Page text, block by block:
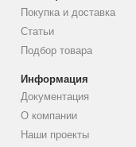
Покупка и доставка
Статьи
Подбор товара
Информация
Документация
О компании
Наши проекты